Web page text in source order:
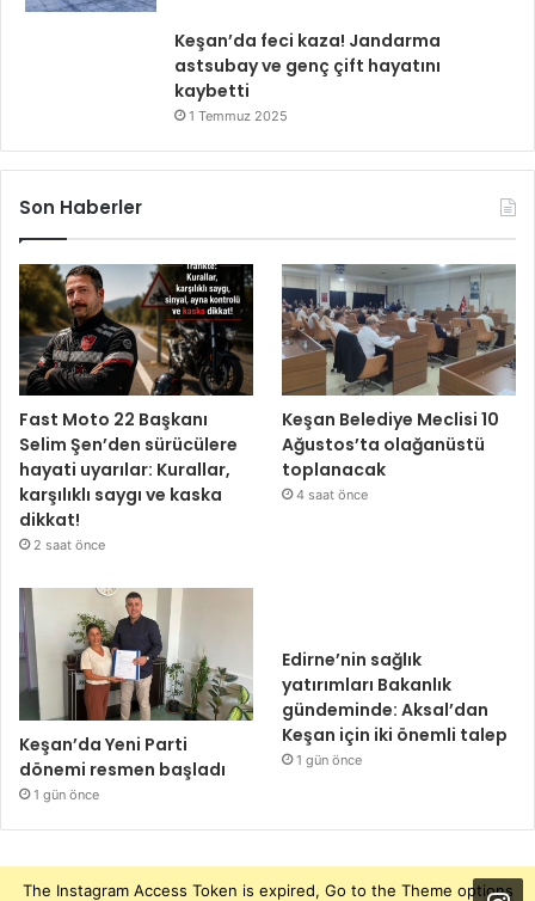
Keşan’da feci kaza! Jandarma
astsubay ve genç çift hayatını
kaybetti
1 Temmuz 2025
Son Haberler
Fast Moto 22 Başkanı
Selim Şen’den sürücülere
hayati uyarılar: Kurallar,
karşılıklı saygı ve kaska
dikkat!
2 saat önce
Keşan Belediye Meclisi 10
Ağustos’ta olağanüstü
toplanacak
4 saat önce
Keşan’da Yeni Parti
dönemi resmen başladı
1 gün önce
Edirne’nin sağlık
yatırımları Bakanlık
gündeminde: Aksal’dan
Keşan için iki önemli talep
1 gün önce
The Instagram Access Token is expired, Go to the Theme options